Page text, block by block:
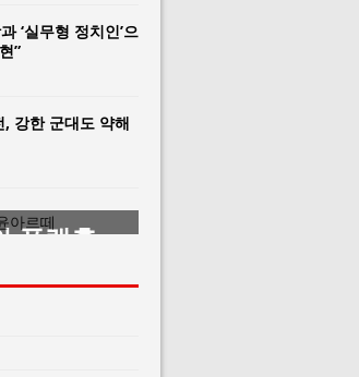
‘실무형 정치인’으
”
, 강한 군대도 약해
플랫홈